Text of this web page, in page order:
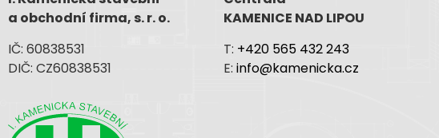
a obchodní firma, s. r. o.
IČ: 60838531
DIČ: CZ60838531
KAMENICE NAD LIPOU
T: +420 565 432 243
E: info@kamenicka.cz